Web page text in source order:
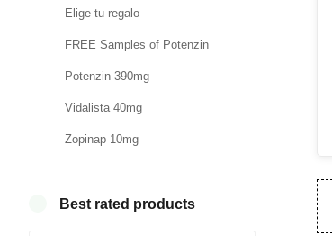
Elige tu regalo
FREE Samples of Potenzin
Potenzin 390mg
Vidalista 40mg
Zopinap 10mg
Best rated products